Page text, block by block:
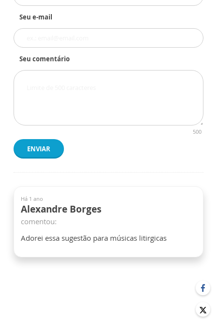
Seu e-mail
Seu comentário
500
ENVIAR
Há 1 ano
Alexandre Borges
comentou:
Adorei essa sugestão para músicas litirgicas